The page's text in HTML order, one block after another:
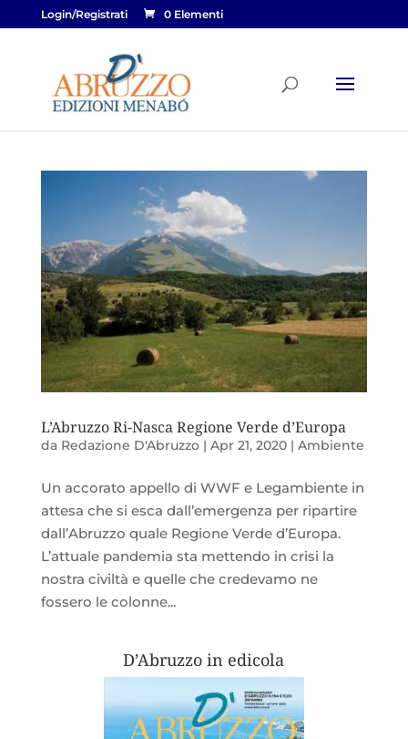
Login/Registrati 0 Elementi
L’Abruzzo Ri-Nasca Regione Verde d’Europa
da Redazione D'Abruzzo| Apr 21, 2020| Ambiente
Un accorato appello di WWF e Legambiente in
attesa che si esca dall’emergenza per ripartire
dall’Abruzzo quale Regione Verde d’Europa.
L’attuale pandemia sta mettendo in crisi la
nostra civiltà e quelle che credevamo ne
fossero le colonne...
D’Abruzzo in edicola